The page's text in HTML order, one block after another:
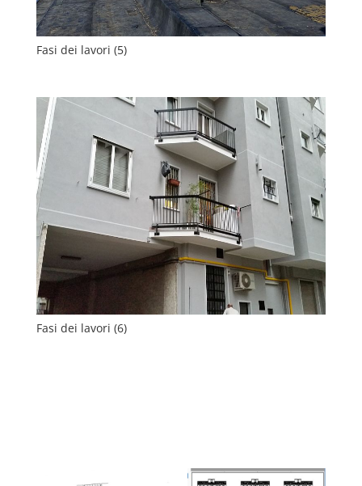
Fasi dei lavori (5)
Fasi dei lavori (6)